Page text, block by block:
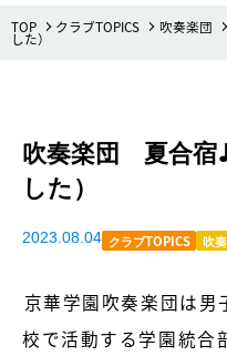
TOP クラブTOPICS 吹奏楽団
した）
吹奏楽団 夏合宿
した）
2023.08.04 クラブTOPICS 吹
京華学園吹奏楽団は
校で活動する学園統合